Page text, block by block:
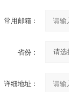
常用邮箱：
省份：
详细地址：